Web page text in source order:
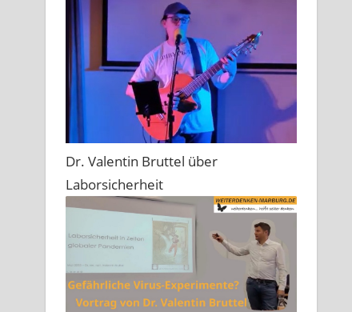
Dr. Valentin Bruttel über
Laborsicherheit